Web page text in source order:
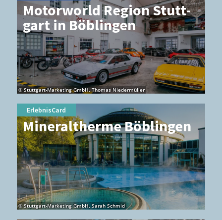
© Stuttgart-Marketing GmbH, Thomas Niedermüller
Mo­tor­world Re­gi­on Stutt­
gart in Böb­lin­gen
© Stuttgart-Marketing GmbH, Sarah Schmid
Mi­ne­ral­ther­me Böb­lin­gen
ErlebnisCard